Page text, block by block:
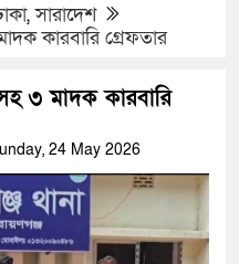
,সারাদেশ
কারবারি গ্রেফতার
৩ মাদক কারবারি
24 May 2026